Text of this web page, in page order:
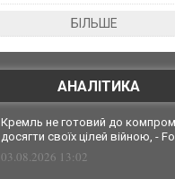
БІЛЬШЕ
АНАЛІТИКА
Кремль не готовий до
досягти своїх цілей війною, -
03.08.2026 13:02